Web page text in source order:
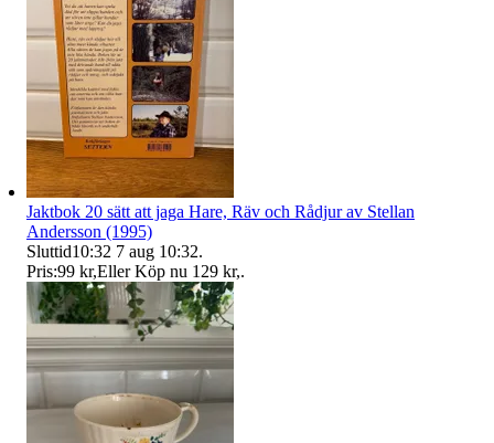
Jaktbok 20 sätt att jaga Hare, Räv och Rådjur av Stellan
Andersson (1995)
Sluttid10:32 7 aug 10:32.
Pris:99 kr,Eller Köp nu 129 kr,.